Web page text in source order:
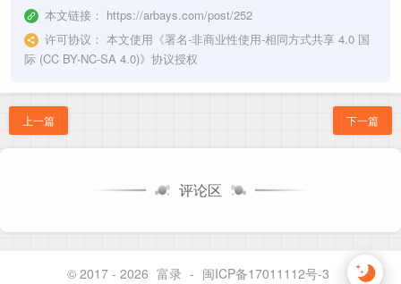
本文链接： https://arbays.com/post/252
许可协议： 本文使用《署名-非商业性使用-相同方式共享 4.0 国
际 (CC BY-NC-SA 4.0)》协议授权
上一篇 下一篇
评论区
© 2017 - 2026 富录 - 闽ICP备17011112号-3